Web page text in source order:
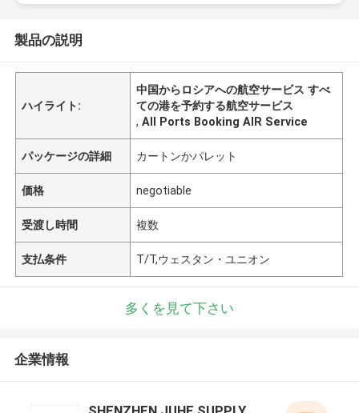
製品の説明
ハイライト:
中国からロシアへの航空サービス すべ
ての港を予約する航空サービス
,All Ports Booking AIR Service
パッケージの詳細 カートンかパレット
価格 negotiable
受渡し時間 複数
支払条件 T/T,ウェスタン・ユニオン
多くを見て下さい
企業情報